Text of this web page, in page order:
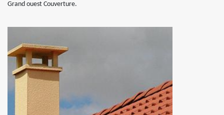
Grand ouest Couverture.